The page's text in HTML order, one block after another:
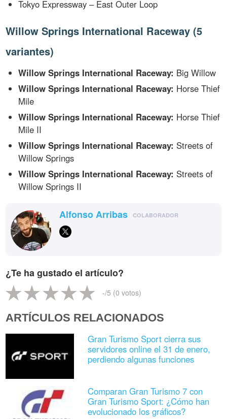
Tokyo Expressway – East Outer Loop
Willow Springs International Raceway (5
variantes)
Willow Springs International Raceway: Big Willow
Willow Springs International Raceway: Horse Thief
Mile
Willow Springs International Raceway: Horse Thief
Mile II
Willow Springs International Raceway: Streets of
Willow Springs
Willow Springs International Raceway: Streets of
Willow Springs II
Alfonso Arribas COLABORADOR
¿Te ha gustado el artículo?
-/5 (0 votos)
ARTÍCULOS RELACIONADOS
Gran Turismo Sport cierra sus
servidores online el 31 de enero,
perdiendo algunas funciones
Comparan Gran Turismo 7 con
Gran Turismo Sport: ¿Cómo han
evolucionado los gráficos?